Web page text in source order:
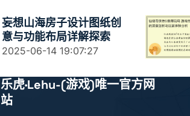
妄想山海房子设计图纸创
意与功能布局详解探索
2025-06-14 19:07:27
乐虎·lehu-(游戏)唯一官方网
站